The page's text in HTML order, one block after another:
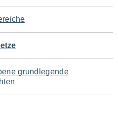
grundlegende